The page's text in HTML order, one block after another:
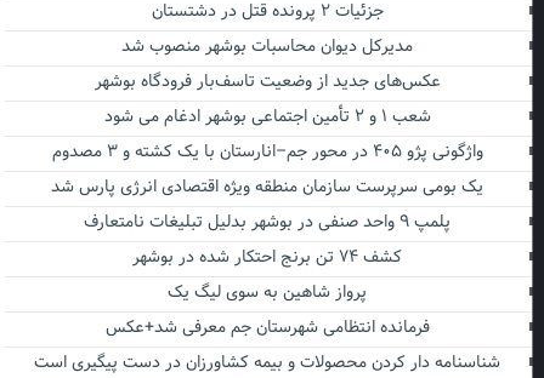
جزئیات ۲ پرونده قتل در دشتستان
مدیرکل دیوان محاسبات بوشهر منصوب شد
عکس‌های جدید از وضعیت تاسف‌بار فرودگاه بوشهر
شعب ۱ و ۲ تأمین اجتماعی بوشهر ادغام می شود
واژگونی پژو ۴۰۵ در محور جم–انارستان با یک کشته و ۳ مصدوم
یک بومی سرپرست سازمان منطقه ویژه اقتصادی انرژی پارس شد
پلمپ ۹ واحد صنفی در بوشهر بدلیل تبلیغات نامتعارف
کشف ۷۴ تن برنج احتکار شده در بوشهر
پرواز شاهین به سوی لیگ یک
فرمانده انتظامی شهرستان جم معرفی شد+عکس
شناسنامه دار کردن محصولات و بیمه کشاورزان در دست پیگیری است